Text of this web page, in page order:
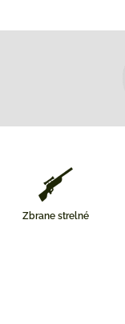
Zbrane strelné